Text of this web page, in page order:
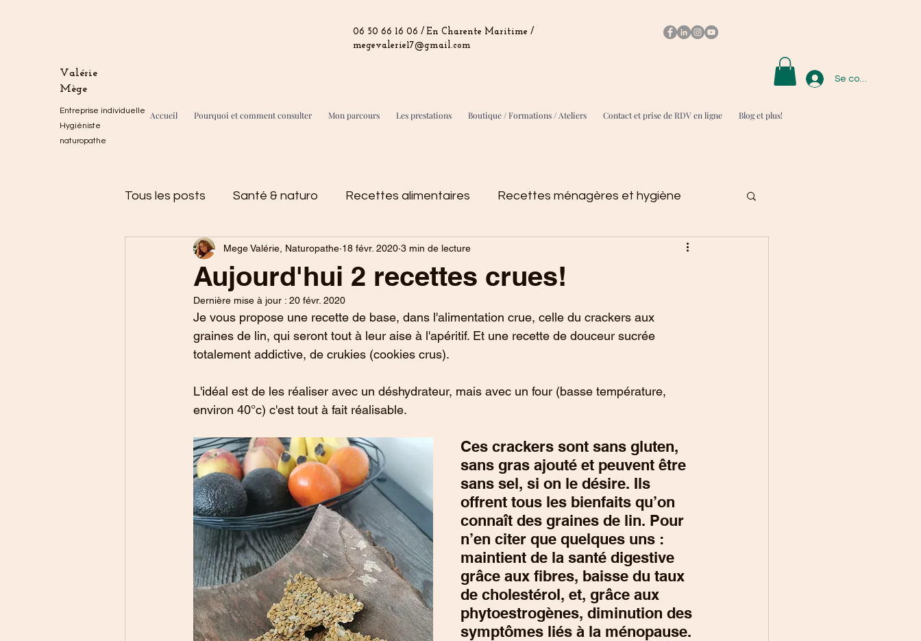
Valérie
Mège
06 50 66 16 06 / En Charente Maritime /
megevalerie17@gmail.com
Entreprise individuelle
Hygiéniste
naturopathe
Se connecter
Accueil Pourquoi et comment consulter Mon parcours Les prestations Boutique / Formations / Ateliers Contact et prise de RDV en ligne Blog et plus!
Tous les posts Santé & naturo Recettes alimentaires Recettes ménagères et hygiène
La minute naturo
Aujourd'hui 2 recettes crues!
Mege Valérie, Naturopathe 18 févr. 2020 3 min de lecture
Dernière mise à jour : 20 févr. 2020
Je vous propose une recette de base, dans l'alimentation crue, celle du crackers aux
graines de lin, qui seront tout à leur aise à l'apéritif. Et une recette de douceur sucrée
totalement addictive, de crukies (cookies crus).
L'idéal est de les réaliser avec un déshydrateur, mais avec un four (basse température,
environ 40°c) c'est tout à fait réalisable.
Ces crackers sont sans gluten,
sans gras ajouté et peuvent être
sans sel, si on le désire. Ils
offrent tous les bienfaits qu’on
connaît des graines de lin. Pour
n’en citer que quelques uns :
maintient de la santé digestive
grâce aux fibres, baisse du taux
de cholestérol, et, grâce aux
phytoestrogènes, diminution des
symptômes liés à la ménopause.